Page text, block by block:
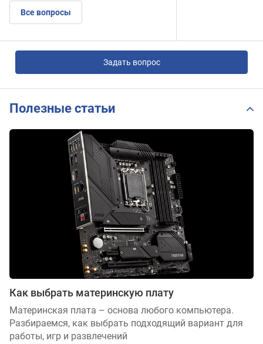
Все вопросы
Задать вопрос
Полезные статьи
Как выбрать материнскую плату
Материнская плата – основа любого компьютера.
Разбираемся, как выбрать подходящий вариант для
работы, игр и развлечений